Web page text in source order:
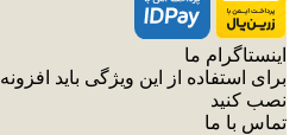
اینستاگرام ما
برای استفاده از این ویژگی باید افزونه
نصب کنید
تماس با ما